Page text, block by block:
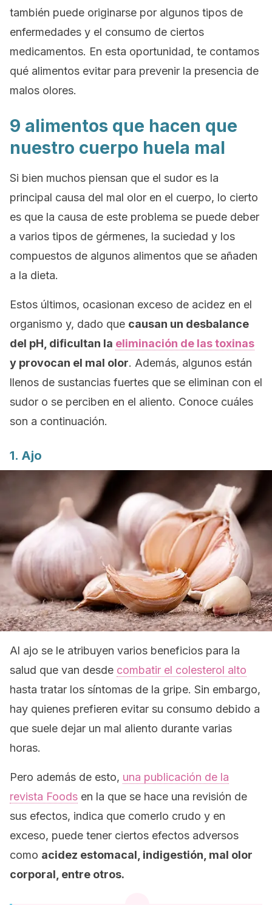
también puede originarse por algunos tipos de
enfermedades y el consumo de ciertos
medicamentos. En esta oportunidad, te contamos
qué alimentos evitar para prevenir la presencia de
malos olores.
9 alimentos que hacen que
nuestro cuerpo huela mal
Si bien muchos piensan que el sudor es la
principal causa del mal olor en el cuerpo, lo cierto
es que la causa de este problema se puede deber
a varios tipos de gérmenes, la suciedad y los
compuestos de algunos alimentos que se añaden
a la dieta.
Estos últimos, ocasionan exceso de acidez en el
organismo y, dado que causan un desbalance
del pH, dificultan la eliminación de las toxinas
y provocan el mal olor. Además, algunos están
llenos de sustancias fuertes que se eliminan con el
sudor o se perciben en el aliento. Conoce cuáles
son a continuación.
1. Ajo
Al ajo se le atribuyen varios beneficios para la
salud que van desde combatir el colesterol alto
hasta tratar los síntomas de la gripe. Sin embargo,
hay quienes prefieren evitar su consumo debido a
que suele dejar un mal aliento durante varias
horas.
Pero además de esto, una publicación de la
revista Foods en la que se hace una revisión de
sus efectos, indica que comerlo crudo y en
exceso, puede tener ciertos efectos adversos
como acidez estomacal, indigestión, mal olor
corporal, entre otros.